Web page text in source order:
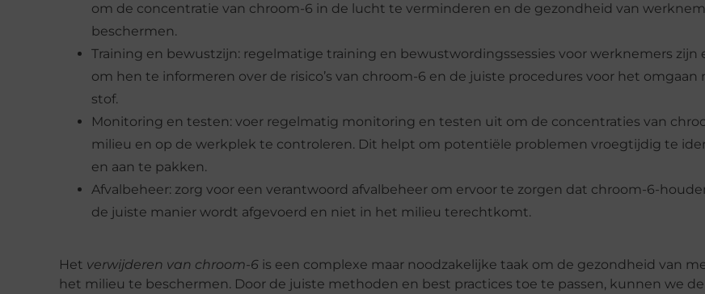
om de concentratie van chroom-6 in de lucht te verminderen en de gezondheid van
beschermen.
Training en bewustzijn: regelmatige training en bewustwordingssessies voor werknemers zijn
om hen te informeren over de risico’s van chroom-6 en de juiste procedures voor het omgaan
stof.
Monitoring en testen: voer regelmatig monitoring en testen uit om de concentraties van
milieu en op de werkplek te controleren. Dit helpt om potentiële problemen vroegtijdig te
en aan te pakken.
Afvalbeheer: zorg voor een verantwoord afvalbeheer om ervoor te zorgen dat chroom-6-
de juiste manier wordt afgevoerd en niet in het milieu terechtkomt.
Het verwijderen van chroom-6 is een complexe maar noodzakelijke taak om de gezondheid van
het milieu te beschermen. Door de juiste methoden en best practices toe te passen, kunnen we